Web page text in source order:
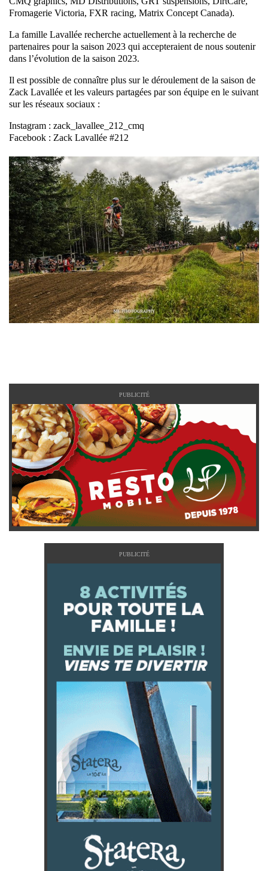
Fromagerie Victoria, FXR racing, Matrix Concept Canada).
La famille Lavallée recherche actuellement à la recherche de
partenaires pour la saison 2023 qui accepteraient de nous soutenir
dans l’évolution de la saison 2023.
Il est possible de connaître plus sur le déroulement de la saison de
Zack Lavallée et les valeurs partagées par son équipe en le suivant
sur les réseaux sociaux :
Instagram : zack_lavallee_212_cmq
Facebook : Zack Lavallée #212
PUBLICITÉ
PUBLICITÉ